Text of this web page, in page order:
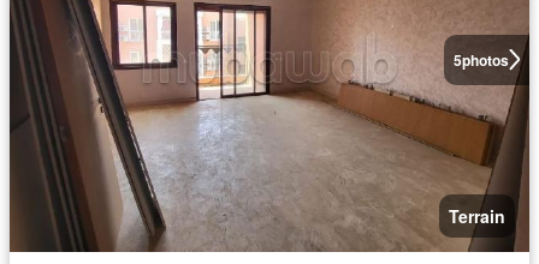
5photos
Terrain